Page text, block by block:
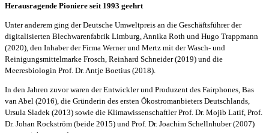
Herausragende Pioniere seit 1993 geehrt
Unter anderem ging der Deutsche Umweltpreis an die Geschäftsführer der
digitalisierten Blechwarenfabrik Limburg, Annika Roth und Hugo Trappmann
(2020), den Inhaber der Firma Werner und Mertz mit der Wasch- und
Reinigungsmittelmarke Frosch, Reinhard Schneider (2019) und die
Meeresbiologin Prof. Dr. Antje Boetius (2018).
In den Jahren zuvor waren der Entwickler und Produzent des Fairphones, Bas
van Abel (2016), die Gründerin des ersten Ökostromanbieters Deutschlands,
Ursula Sladek (2013) sowie die Klimawissenschaftler Prof. Dr. Mojib Latif, Prof.
Dr. Johan Rockström (beide 2015) und Prof. Dr. Joachim Schellnhuber (2007)